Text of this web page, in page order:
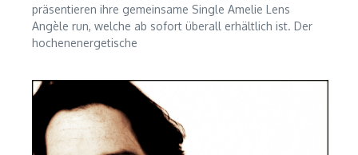
präsentieren ihre gemeinsame Single Amelie Lens
Angèle run, welche ab sofort überall erhältlich ist. Der
hochenenergetische